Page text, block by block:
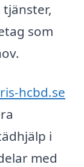
som
hcbd.se
i
med